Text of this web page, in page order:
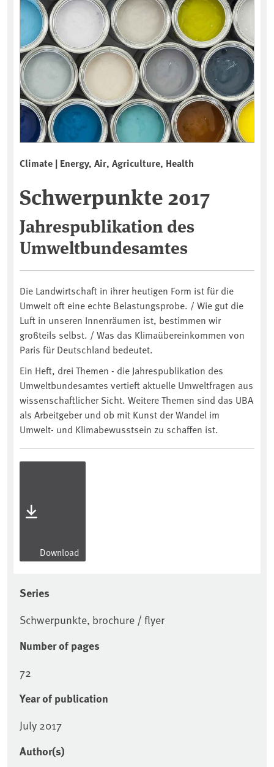
Climate | Energy, Air, Agriculture, Health
Schwerpunkte 2017
Jahrespublikation des
Umweltbundesamtes
Die Landwirtschaft in ihrer heutigen Form ist für die
Umwelt oft eine echte Belastungsprobe. / Wie gut die
Luft in unseren Innenräumen ist, bestimmen wir
großteils selbst. / Was das Klimaübereinkommen von
Paris für Deutschland bedeutet.
Ein Heft, drei Themen - die Jahrespublikation des
Umweltbundesamtes vertieft aktuelle Umweltfragen aus
wissenschaftlicher Sicht. Weitere Themen sind das UBA
als Arbeitgeber und ob mit Kunst der Wandel im
Umwelt- und Klimabewusstsein zu schaffen ist.
Download
Series
Schwerpunkte, brochure / flyer
Number of pages
72
Year of publication
July 2017
Author(s)